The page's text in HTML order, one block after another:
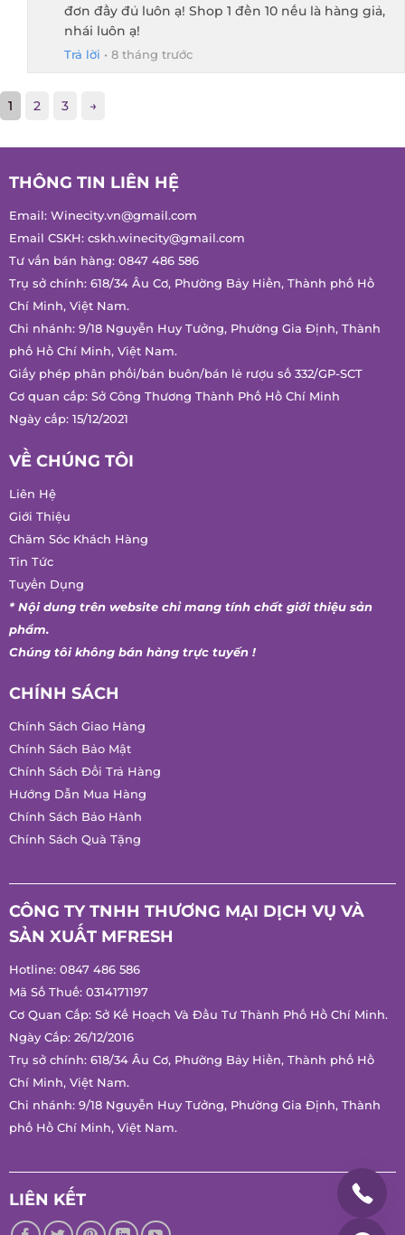
đơn đầy đủ luôn ạ! Shop 1 đền 10 nếu là hàng giả,
nhái luôn ạ!
Trả lời • 8 tháng trước
1 2 3 →
THÔNG TIN LIÊN HỆ
Email: Winecity.vn@gmail.com
Email CSKH: cskh.winecity@gmail.com
Tư vấn bán hàng: 0847 486 586
Trụ sở chính: 618/34 Âu Cơ, Phường Bảy Hiền, Thành phố Hồ
Chí Minh, Việt Nam.
Chi nhánh: 9/18 Nguyễn Huy Tưởng, Phường Gia Định, Thành
phố Hồ Chí Minh, Việt Nam.
Giấy phép phân phối/bán buôn/bán lẻ rượu số 332/GP-SCT
Cơ quan cấp: Sở Công Thương Thành Phố Hồ Chí Minh
Ngày cấp: 15/12/2021
VỀ CHÚNG TÔI
Liên Hệ
Giới Thiệu
Chăm Sóc Khách Hàng
Tin Tức
Tuyển Dụng
* Nội dung trên website chỉ mang tính chất giới thiệu sản
phẩm.
Chúng tôi không bán hàng trực tuyến !
CHÍNH SÁCH
Chính Sách Giao Hàng
Chính Sách Bảo Mật
Chính Sách Đổi Trả Hàng
Hướng Dẫn Mua Hàng
Chính Sách Bảo Hành
Chính Sách Quà Tặng
CÔNG TY TNHH THƯƠNG MẠI DỊCH VỤ VÀ
SẢN XUẤT MFRESH
Hotline: 0847 486 586
Mã Số Thuế: 0314171197
Cơ Quan Cấp: Sở Kế Hoạch Và Đầu Tư Thành Phố Hồ Chí Minh.
Ngày Cấp: 26/12/2016
Trụ sở chính: 618/34 Âu Cơ, Phường Bảy Hiền, Thành phố Hồ
Chí Minh, Việt Nam.
Chi nhánh: 9/18 Nguyễn Huy Tưởng, Phường Gia Định, Thành
phố Hồ Chí Minh, Việt Nam.
LIÊN KẾT